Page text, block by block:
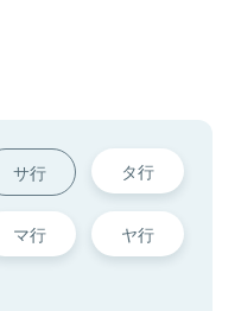
サ行 タ行
マ行 ヤ行